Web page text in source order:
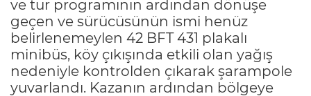
ve tur programının ardından dönüşe
geçen ve sürücüsünün ismi henüz
belirlenemeylen 42 BFT 431 plakalı
minibüs, köy çıkışında etkili olan yağış
nedeniyle kontrolden çıkarak şarampole
yuvarlandı. Kazanın ardından bölgeye